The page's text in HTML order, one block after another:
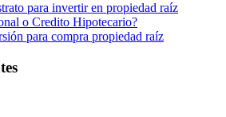
para invertir en propiedad raíz
o Credito Hipotecario?
para compra propiedad raíz